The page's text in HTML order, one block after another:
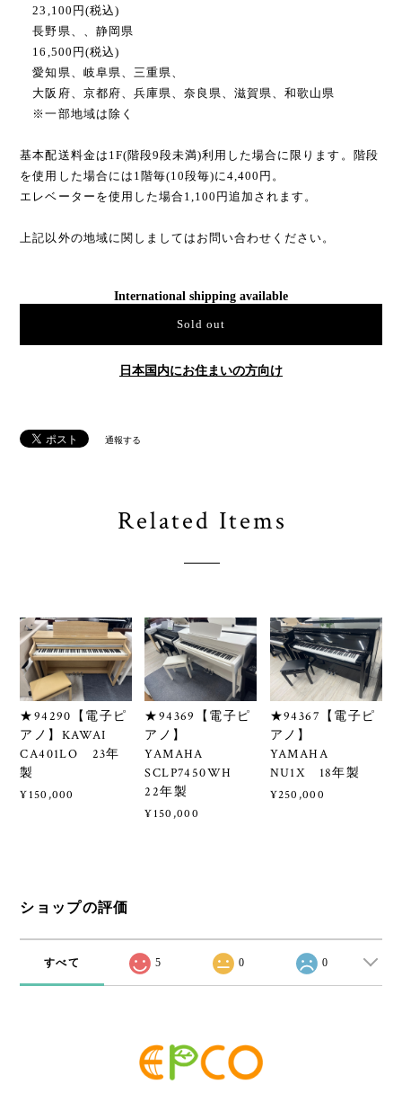
23,100円(税込)
長野県、、静岡県
16,500円(税込)
愛知県、岐阜県、三重県、
大阪府、京都府、兵庫県、奈良県、滋賀県、和歌山県
※一部地域は除く
基本配送料金は1F(階段9段未満)利用した場合に限ります。階段
を使用した場合には1階毎(10段毎)に4,400円。
エレベーターを使用した場合1,100円追加されます。
上記以外の地域に関しましてはお問い合わせください。
International shipping available
Sold out
日本国内にお住まいの方向け
通報する
Related Items
★94290【電子ピ
アノ】KAWAI
CA401LO 23年
製
¥150,000
★94369【電子ピ
アノ】
YAMAHA
SCLP7450WH
22年製
¥150,000
★94367【電子ピ
アノ】
YAMAHA
NU1X 18年製
¥250,000
ショップの評価
すべて 5 0 0